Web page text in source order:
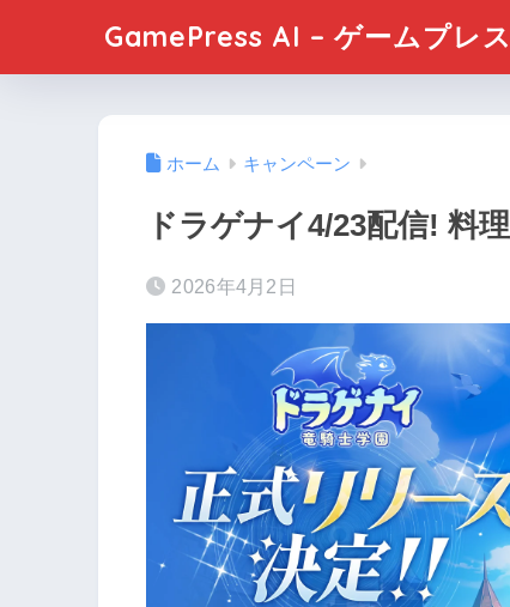
GamePress AI – ゲームプレス
ホーム キャンペーン
ドラゲナイ4/23配信! 料
2026年4月2日